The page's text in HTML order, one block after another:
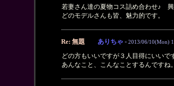
若妻さん達の夏物コス詰め合わせ♪ 興
どのモデルさんも皆、魅力的です。
Re: 無題 ありちゃ - 2013/06/10(Mon)
どの方もいいですが３人目得にいいで
あんなこと、こんなことするんですね。